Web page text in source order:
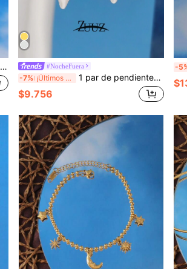
#NocheFuera
-7% ¡Últimos 2 días 1 par de pendientes con forma de corazón de acero inoxidable de moda, pendientes con colgante con forma de corazón para mujer, joyería femenina, regalo para la mejor amiga, regalo del Día de San Valentín
$9.756
-